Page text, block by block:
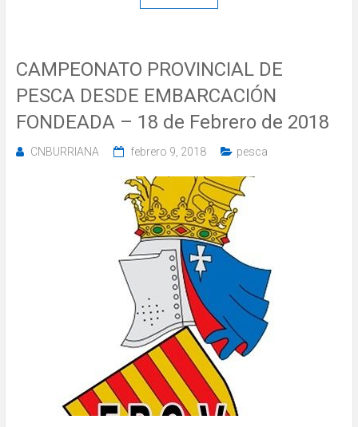
CAMPEONATO PROVINCIAL DE
PESCA DESDE EMBARCACIÓN
FONDEADA – 18 de Febrero de 2018
CNBURRIANA febrero 9, 2018 pesca